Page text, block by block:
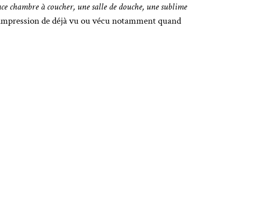
chambre à coucher, une salle de douche, une sublime
de déjà vu ou vécu notamment quand